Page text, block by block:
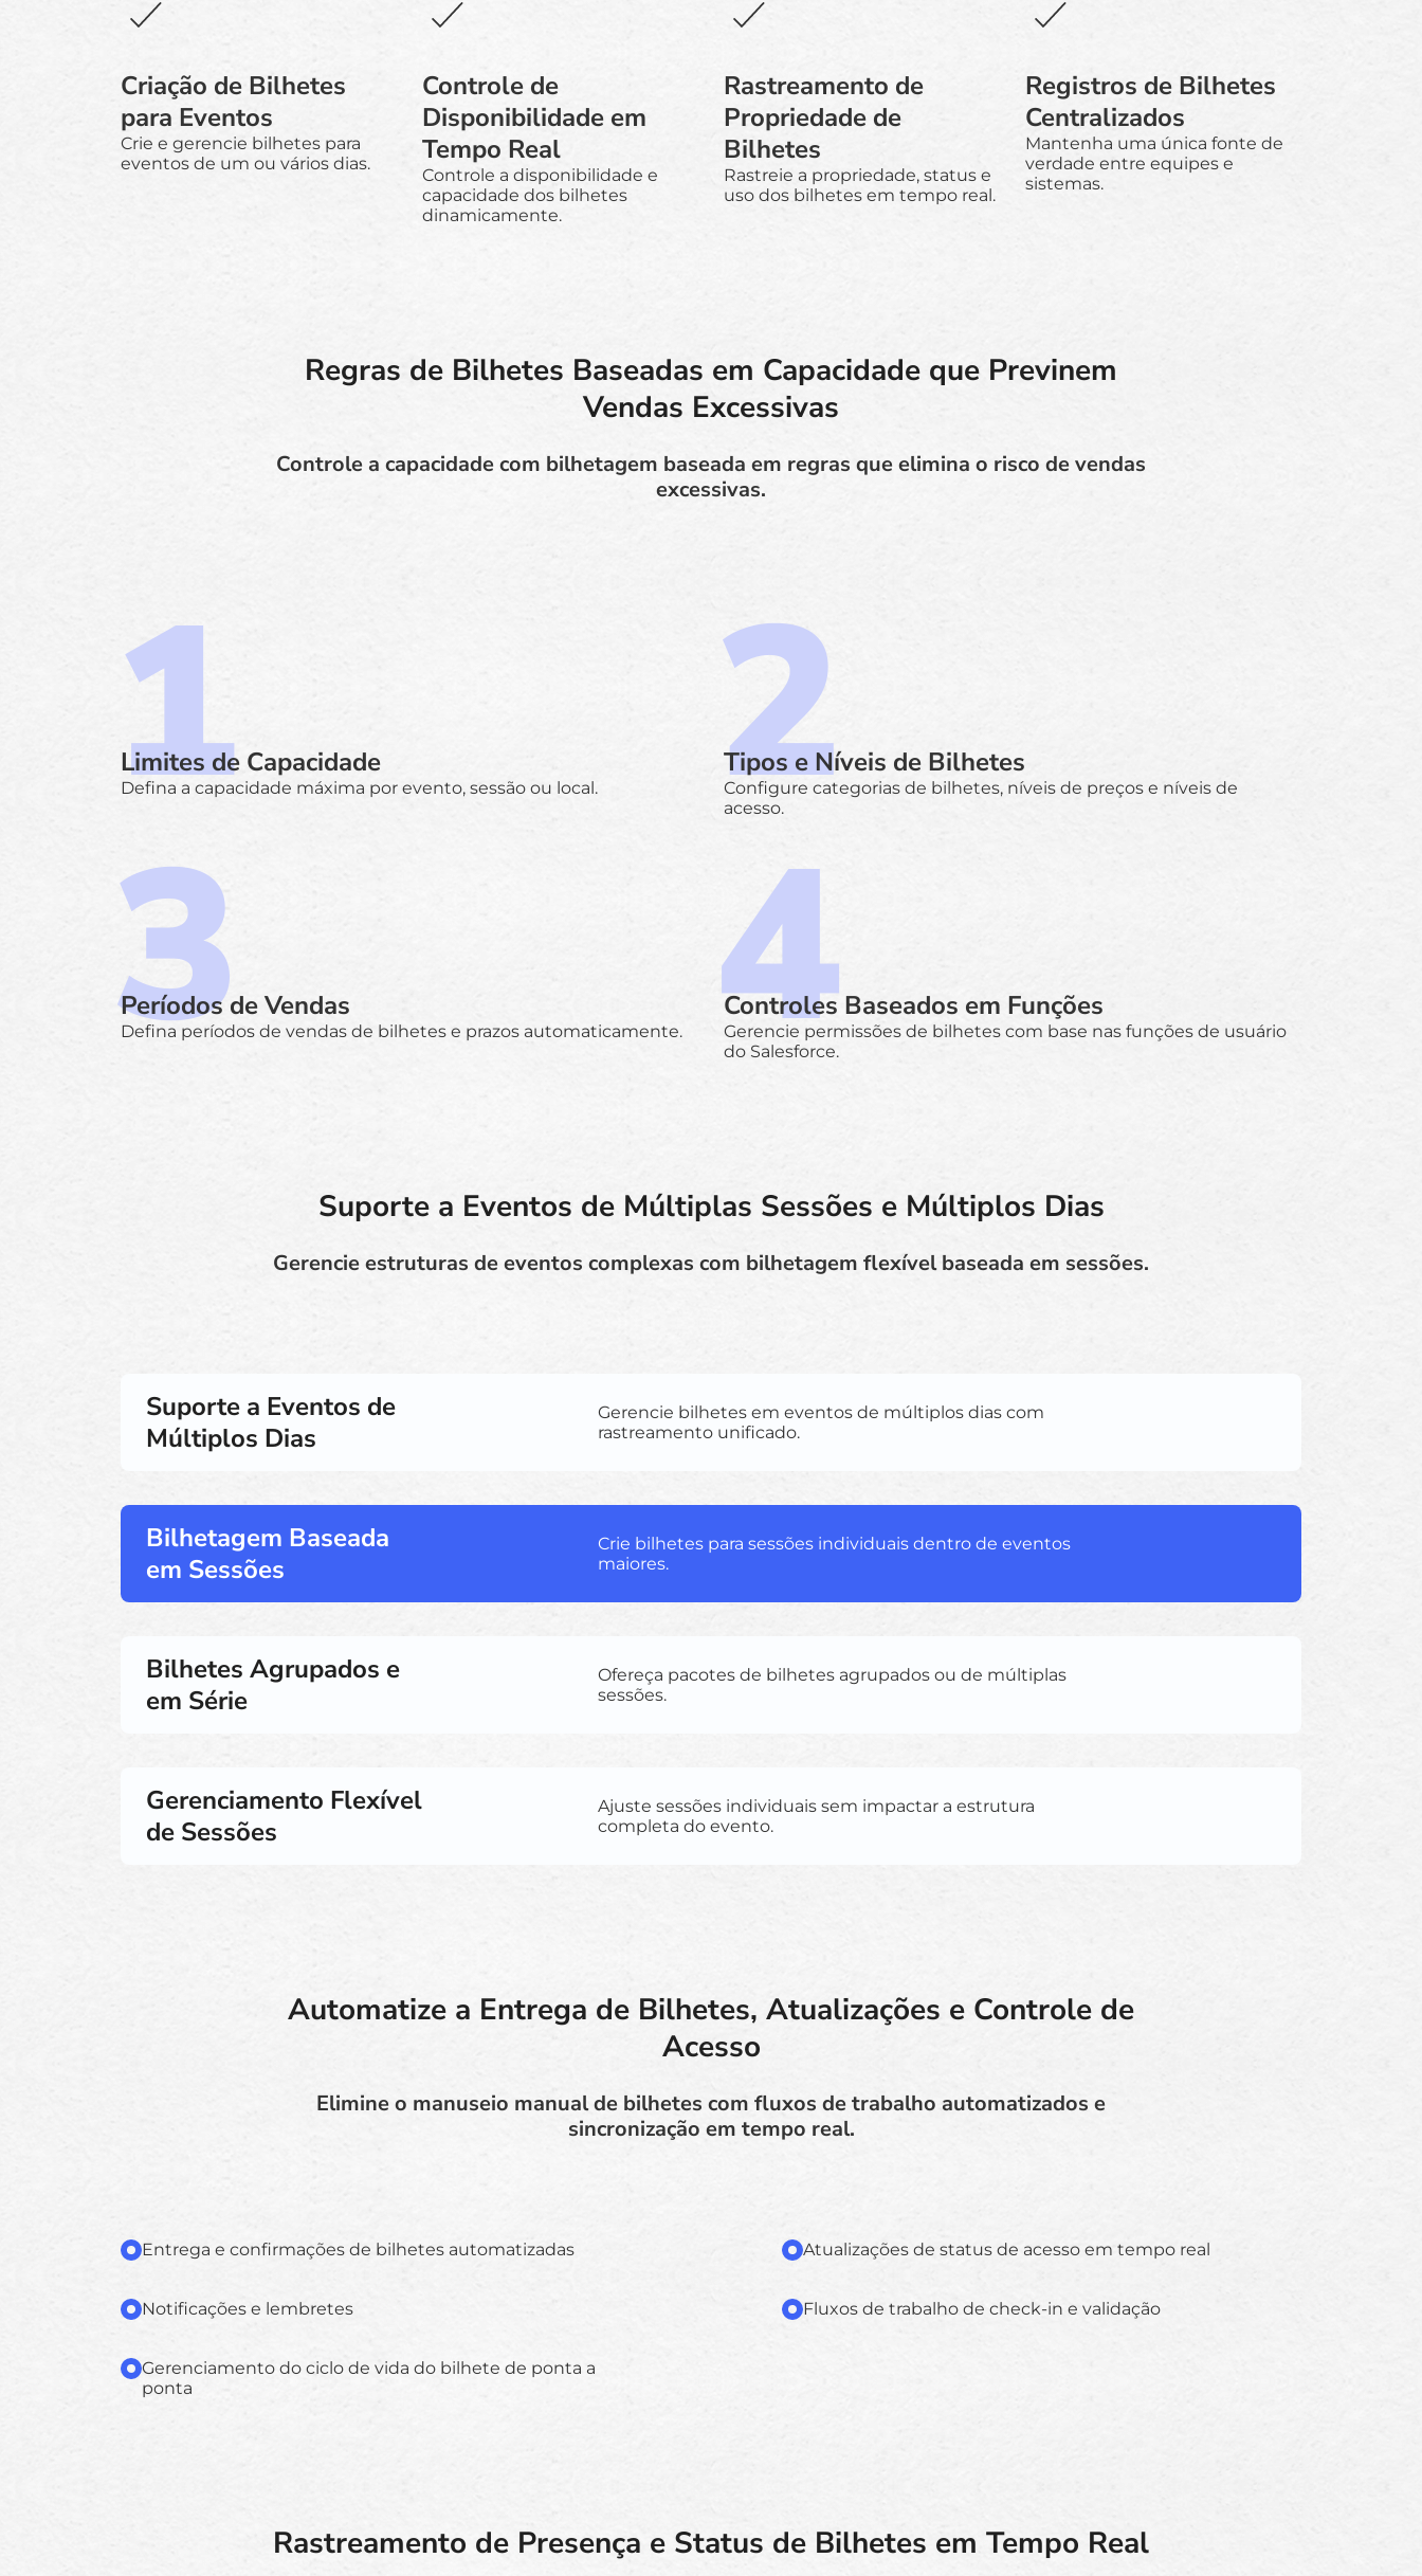
Criação de Bilhetes
para Eventos
Crie e gerencie bilhetes para
eventos de um ou vários dias.
Controle de
Disponibilidade em
Tempo Real
Controle a disponibilidade e
capacidade dos bilhetes
dinamicamente.
Rastreamento de
Propriedade de
Bilhetes
Rastreie a propriedade, status e
uso dos bilhetes em tempo real.
Registros de Bilhetes
Centralizados
Mantenha uma única fonte de
verdade entre equipes e
sistemas.
Regras de Bilhetes Baseadas em Capacidade que Previnem
Vendas Excessivas
Controle a capacidade com bilhetagem baseada em regras que elimina o risco de vendas
excessivas.
Limites de Capacidade
Defina a capacidade máxima por evento, sessão ou local.
Tipos e Níveis de Bilhetes
Configure categorias de bilhetes, níveis de preços e níveis de
acesso.
Períodos de Vendas
Defina períodos de vendas de bilhetes e prazos automaticamente.
Controles Baseados em Funções
Gerencie permissões de bilhetes com base nas funções de usuário
do Salesforce.
Suporte a Eventos de Múltiplas Sessões e Múltiplos Dias
Gerencie estruturas de eventos complexas com bilhetagem flexível baseada em sessões.
Suporte a Eventos de
Múltiplos Dias
Gerencie bilhetes em eventos de múltiplos dias com
rastreamento unificado.
Bilhetagem Baseada
em Sessões
Crie bilhetes para sessões individuais dentro de eventos
maiores.
Bilhetes Agrupados e
em Série
Ofereça pacotes de bilhetes agrupados ou de múltiplas
sessões.
Gerenciamento Flexível
de Sessões
Ajuste sessões individuais sem impactar a estrutura
completa do evento.
Automatize a Entrega de Bilhetes, Atualizações e Controle de
Acesso
Elimine o manuseio manual de bilhetes com fluxos de trabalho automatizados e
sincronização em tempo real.
Entrega e confirmações de bilhetes automatizadas Atualizações de status de acesso em tempo real
Notificações e lembretes Fluxos de trabalho de check-in e validação
Gerenciamento do ciclo de vida do bilhete de ponta a
ponta
Rastreamento de Presença e Status de Bilhetes em Tempo Real